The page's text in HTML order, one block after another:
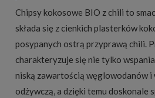
Chipsy kokosowe BIO z chili to
składa się z cienkich plasterków
posypanych ostrą przyprawą chili.
charakteryzuje się nie tylko
niską zawartością węglowodanów
odżywczą, a dzięki temu doskonale